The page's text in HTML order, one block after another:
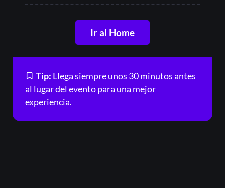
Ir al Home
Tip: Llega siempre unos 30 minutos antes
al lugar del evento para una mejor
experiencia.
¿Olvidaste la contraseña?